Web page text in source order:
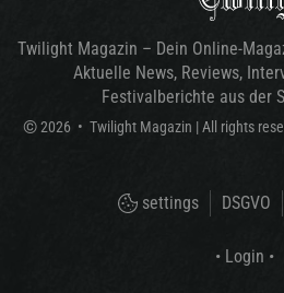
Twilight Magazin – Dein Online-
Aktuelle News, Reviews,
Festivalberichte aus der
© 2026 • Twilight Magazin | All rights
settings DSGVO
• Login •